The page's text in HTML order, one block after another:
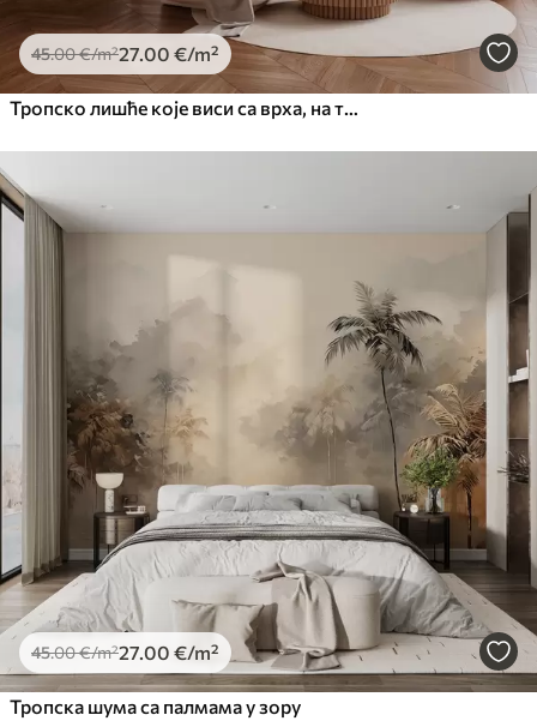
45.00€/m²27 .00 €/m²
45.00€/m²27 .00 €/m²
Тропска шума са палмама у зору